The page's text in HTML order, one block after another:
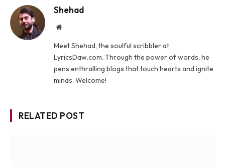
Shehad
Website
Meet Shehad, the soulful scribbler at
LyricsDaw.com. Through the power of words, he
pens enthralling blogs that touch hearts and ignite
minds. Welcome!
RELATED POST